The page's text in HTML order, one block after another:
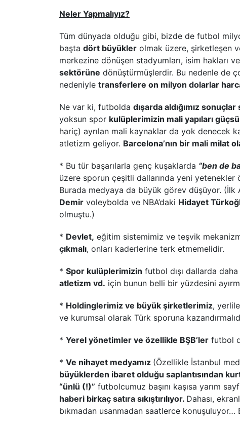
Neler Yapmalıyız?
Tüm dünyada olduğu gibi, bizde de futbol
başta dört büyükler olmak üzere, şirketleşen
merkezine dönüşen stadyumları, isim hakları
sektörüne dönüştürmüşlerdir. Bu nedenle de
nedeniyle transferlere on milyon dolarlar
Ne var ki, futbolda dışarda aldığımız
yoksun spor kulüplerimizin mali yapıları
hariç) ayrılan mali kaynaklar da yok denecek
atletizm geliyor. Barcelona’nın bir mali milat
* Bu tür başarılarla genç kuşaklarda “ben de
üzere sporun çeşitli dallarında yeni yetenekler
Burada medyaya da büyük görev düşüyor. (İlk
Demir voleybolda ve NBA’daki Hidayet
olmuştu.)
* Devlet, eğitim sistemimiz ve teşvik
çıkmalı, onları kaderlerine terk etmemelidir.
* Spor kulüplerimizin futbol dışı dallarda
atletizm vd. için bunun belli bir yüzdesini
* Holdinglerimiz ve büyük şirketlerimiz,
ve kurumsal olarak Türk sporuna
* Yerel yönetimler ve özellikle BŞB’ler futbol
* Ve nihayet medyamız (Özellikle İstanbul
büyüklerden ibaret olduğu saplantısından
“ünlü (!)” futbolcumuz başını kaşısa yarım
haberi birkaç satıra sıkıştırılıyor. Dahası,
bıkmadan usanmadan saatlerce konuşuluyor…